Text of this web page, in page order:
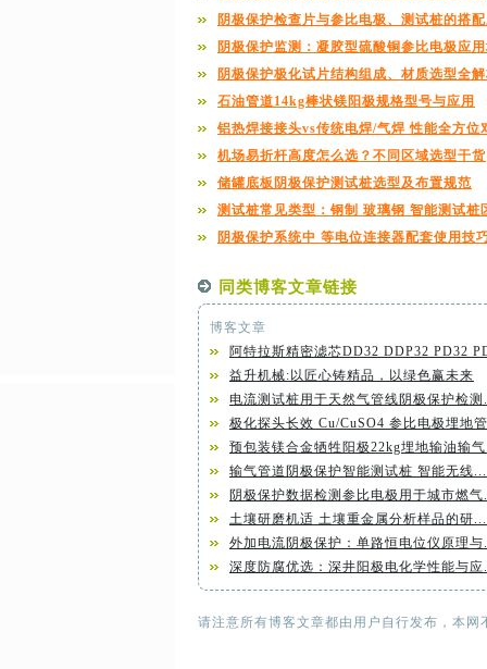
阴极保护检查片与参比电极、测试桩的搭
阴极保护监测：凝胶型硫酸铜参比电极应
阴极保护极化试片结构组成、材质选型全
石油管道14kg棒状镁阳极规格型号与应用
铝热焊接接头vs传统电焊/气焊 性能全方位
机场易折杆高度怎么选？不同区域选型干货
储罐底板阴极保护测试桩选型及布置规范
测试桩常见类型：钢制 玻璃钢 智能测试桩
阴极保护系统中 等电位连接器配套使用技
同类博客文章链接
博客文章
阿特拉斯精密滤芯DD32 DDP32 PD32
益升机械:以匠心铸精品，以绿色赢未来
电流测试桩用于天然气管线阴极保护检
极化探头长效 Cu/CuSO4 参比电极埋地
预包装镁合金牺牲阳极22kg埋地输油输
输气管道阴极保护智能测试桩 智能无线...
阴极保护数据检测参比电极用于城市燃
土壤研磨机适 土壤重金属分析样品的研...
外加电流阴极保护：单路恒电位仪原理
深度防腐优选：深井阳极电化学性能与
请注意所有博客文章都由用户自行发布，本